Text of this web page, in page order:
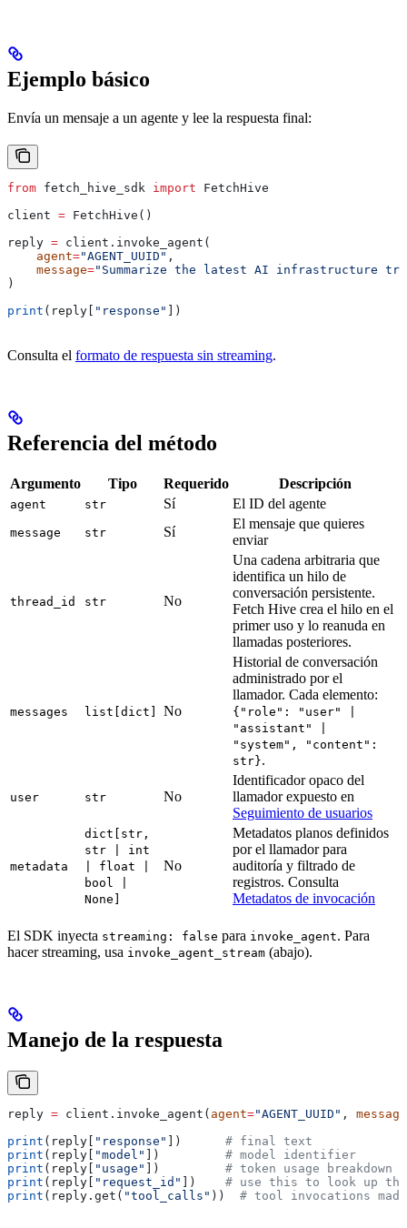
Ejemplo básico
Envía un mensaje a un agente y lee la respuesta final:
from fetch_hive_sdk import FetchHive
client = FetchHive()
reply = client.invoke_agent(
    agent
="AGENT_UUID" ,
    message
="Summarize the latest AI infrastructure
)
print (reply[ "response" ])
Consulta el formato de respuesta sin streaming.
Referencia del método
Argumento Tipo Requerido Descripción
agent str Sí El ID del agente
message str Sí
El mensaje que quieres
enviar
thread_id str No
Una cadena arbitraria que
identifica un hilo de
conversación persistente.
Fetch Hive crea el hilo en el
primer uso y lo reanuda en
llamadas posteriores.
messages list[dict] No
Historial de conversación
administrado por el
llamador. Cada elemento:
{"role": "user" |
"assistant" |
"system", "content":
str}.
user str No
Identificador opaco del
llamador expuesto en
Seguimiento de usuarios
metadata
dict[str,
str | int
| float |
bool |
None]
No
Metadatos planos definidos
por el llamador para
auditoría y filtrado de
registros. Consulta
Metadatos de invocación
El SDK inyecta streaming: false para invoke_agent. Para
hacer streaming, usa invoke_agent_stream (abajo).
Manejo de la respuesta
reply = client.invoke_agent( agent="AGENT_UUID" , message
print (reply[ "response" ]) # final text
print (reply[ "model" ]) # model identifier
print (reply[ "usage" ]) # token usage breakdown
print (reply[ "request_id" ]) # use this to look up
print (reply.get( "tool_calls" )) # tool invocations